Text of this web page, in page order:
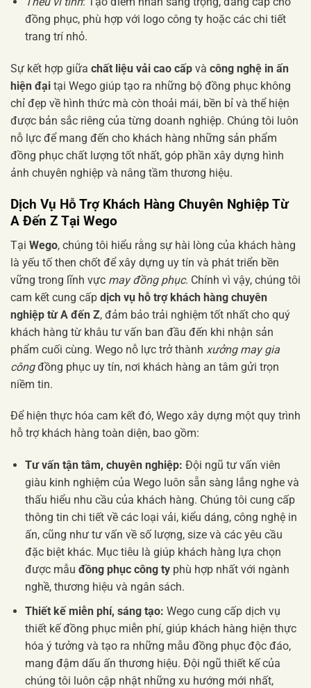
đồng phục, phù hợp với logo công ty hoặc các chi tiết
trang trí nhỏ.
Sự kết hợp giữa chất liệu vải cao cấp và công nghệ in ấn
hiện đại tại Wego giúp tạo ra những bộ đồng phục không
chỉ đẹp về hình thức mà còn thoải mái, bền bỉ và thể hiện
được bản sắc riêng của từng doanh nghiệp. Chúng tôi luôn
nỗ lực để mang đến cho khách hàng những sản phẩm
đồng phục chất lượng tốt nhất, góp phần xây dựng hình
ảnh chuyên nghiệp và nâng tầm thương hiệu.
Dịch Vụ Hỗ Trợ Khách Hàng Chuyên Nghiệp Từ
A Đến Z Tại Wego
Tại Wego, chúng tôi hiểu rằng sự hài lòng của khách hàng
là yếu tố then chốt để xây dựng uy tín và phát triển bền
vững trong lĩnh vực may đồng phục. Chính vì vậy, chúng tôi
cam kết cung cấp dịch vụ hỗ trợ khách hàng chuyên
nghiệp từ A đến Z, đảm bảo trải nghiệm tốt nhất cho quý
khách hàng từ khâu tư vấn ban đầu đến khi nhận sản
phẩm cuối cùng. Wego nỗ lực trở thành xưởng may gia
côngđồng phục uy tín, nơi khách hàng an tâm gửi trọn
niềm tin.
Để hiện thực hóa cam kết đó, Wego xây dựng một quy trình
hỗ trợ khách hàng toàn diện, bao gồm:
Tư vấn tận tâm, chuyên nghiệp: Đội ngũ tư vấn viên
giàu kinh nghiệm của Wego luôn sẵn sàng lắng nghe và
thấu hiểu nhu cầu của khách hàng. Chúng tôi cung cấp
thông tin chi tiết về các loại vải, kiểu dáng, công nghệ in
ấn, cũng như tư vấn về số lượng, size và các yêu cầu
đặc biệt khác. Mục tiêu là giúp khách hàng lựa chọn
được mẫu đồng phục công typhù hợp nhất với ngành
nghề, thương hiệu và ngân sách.
Thiết kế miễn phí, sáng tạo: Wego cung cấp dịch vụ
thiết kế đồng phục miễn phí, giúp khách hàng hiện thực
hóa ý tưởng và tạo ra những mẫu đồng phục độc đáo,
mang đậm dấu ấn thương hiệu. Đội ngũ thiết kế của
chúng tôi luôn cập nhật những xu hướng mới nhất,